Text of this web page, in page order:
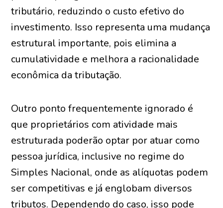
tributário, reduzindo o custo efetivo do
investimento. Isso representa uma mudança
estrutural importante, pois elimina a
cumulatividade e melhora a racionalidade
econômica da tributação.
Outro ponto frequentemente ignorado é
que proprietários com atividade mais
estruturada poderão optar por atuar como
pessoa jurídica, inclusive no regime do
Simples Nacional, onde as alíquotas podem
ser competitivas e já englobam diversos
tributos. Dependendo do caso, isso pode